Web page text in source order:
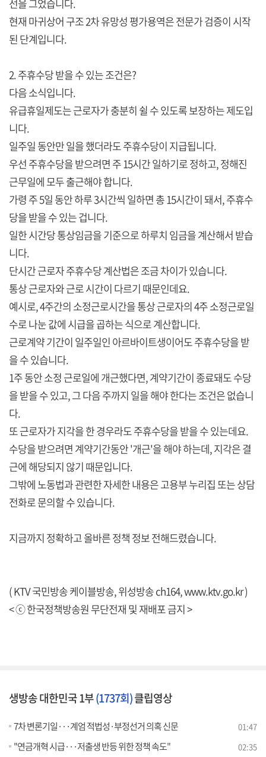
선을 그었습니다.
현재 마귀상어 구조 2차 유망성 평가용역은 전문가 검증이 시작
된 단계입니다.
2. 주휴수당 받을 수 있는 조건은?
다음 소식입니다.
유급휴일제도는 근로자가 충분히 쉴 수 있도록 보장하는 제도입
니다.
일주일 동안만 일을 했더라도 주휴수당이 지급됩니다.
우선 주휴수당을 받으려면 주 15시간 일하기로 정하고, 정해진
근무일에 모두 출근해야 합니다.
가령 주 5일 동안 하루 3시간씩 일하면 총 15시간이 돼서, 주휴수
당을 받을 수 있는 겁니다.
일한 시간당 통상임금을 기준으로 하루치 임금을 계산해서 받습
니다.
단시간 근로자 주휴수당 계산법은 조금 차이가 있습니다.
통상 근로자와 근로 시간이 다르기 때문인데요.
예시로, 4주간의 소정근로시간을 통상 근로자의 4주 소정근로일
수로 나눈 값에 시급을 곱하는 식으로 계산합니다.
근로계약 기간이 일주일인 아르바이트생이어도 주휴수당을 받
을 수 있습니다.
1주 동안 소정 근로일에 개근했다면, 계약기간이 종료돼도 수당
을 받을 수 있고, 그 다음 주까지 일을 해야 한다는 조건은 없습니
다.
또 근로자가 지각을 한 경우라도 주휴수당을 받을 수 있는데요.
수당을 받으려면 계약기간동안 '개근'을 해야 하는데, 지각은 결
근에 해당되지 않기 때문입니다.
그밖에 노동법과 관련한 자세한 내용은 고용부 누리집 또는 상담
전화로 문의할 수 있습니다.
지금까지 정확하고 올바른 정책 정보 전해드렸습니다.
( KTV 국민방송 케이블방송, 위성방송 ch164,www.ktv.go.kr)
< ⓒ 한국정책방송원 무단전재 및 재배포 금지 >
생방송 대한민국 1부(1737회)클립영상
7차 변론기일···계엄 적법성·부정선거 의혹 신문 01:47
"연금개혁 시급···저출생 반등 위한 정책 속도" 02:35